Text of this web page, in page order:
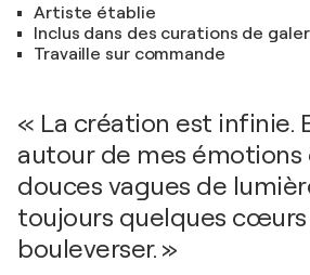
Artiste établie
Inclus dans des curations de
Travaille sur commande
« La création est infinie.
autour de mes
douces vagues de
toujours quelques cœurs
bouleverser. »